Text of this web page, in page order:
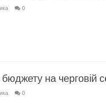
0
на черговій
0